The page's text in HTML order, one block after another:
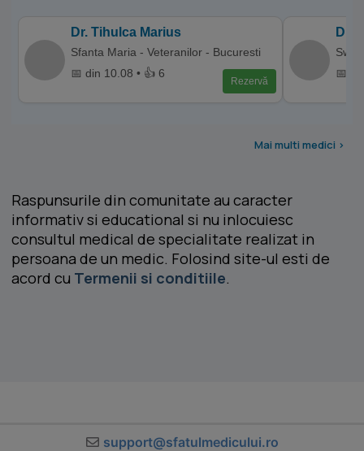
Dr. Tihulca Marius
Sfanta Maria - Veteranilor - Bucuresti
📅 din 10.08 • 👍 6
Rezervă
Dr.
📅
Mai multi medici >
Raspunsurile din comunitate au caracter
informativ si educational si nu inlocuiesc
consultul medical de specialitate realizat in
persoana de un medic. Folosind site-ul esti de
acord cu Termenii si conditiile.
support@sfatulmedicului.ro